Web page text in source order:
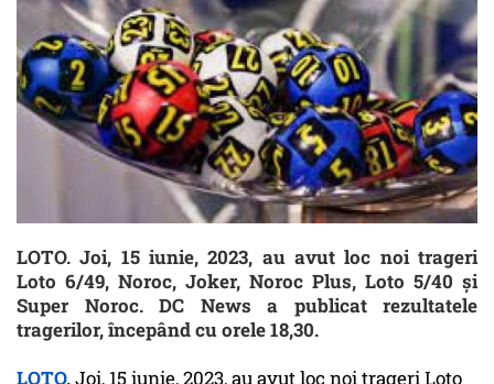
LOTO. Joi, 15 iunie, 2023, au avut loc noi trageri
Loto 6/49, Noroc, Joker, Noroc Plus, Loto 5/40 și
Super Noroc. DC News a publicat rezultatele
tragerilor, începând cu orele 18,30.
LOTO.Joi, 15 iunie, 2023, au avut loc noi trageri Loto